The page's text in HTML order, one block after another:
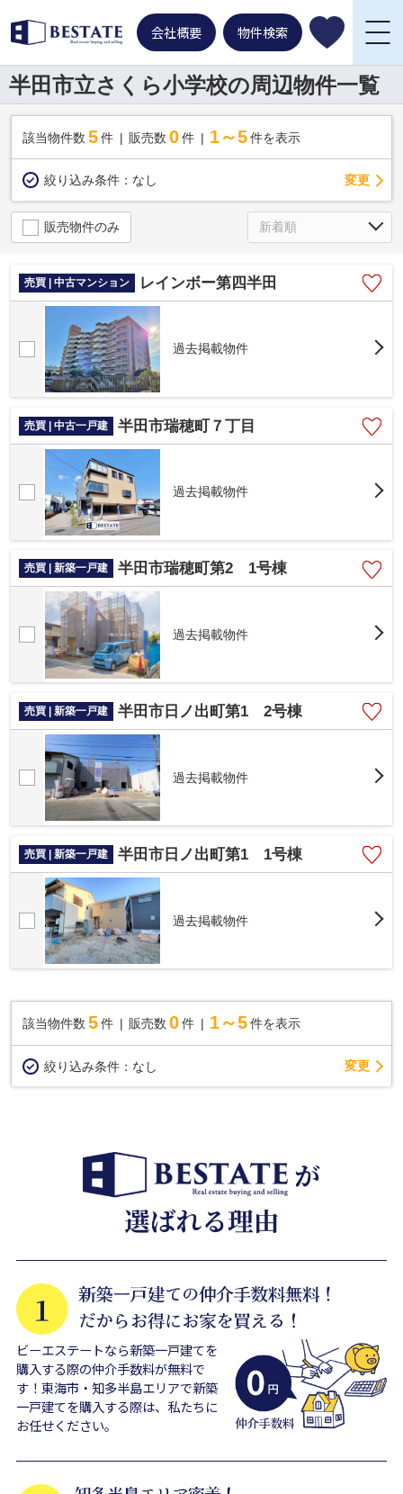
会社概要 物件検索
半田市立さくら小学校の周辺物件一覧
該当物件数 5件 販売数 0 件 1～5 件を表示
絞り込み条件： なし 変更
販売物件のみ
売買 | 中古マンション レインボー第四半田
過去掲載物件
売買 | 中古一戸建 半田市瑞穂町７丁目
過去掲載物件
売買 | 新築一戸建 半田市瑞穂町第2 1号棟
過去掲載物件
売買 | 新築一戸建 半田市日ノ出町第1 2号棟
過去掲載物件
売買 | 新築一戸建 半田市日ノ出町第1 1号棟
過去掲載物件
該当物件数 5件 販売数 0 件 1～5 件を表示
絞り込み条件： なし 変更
ビーエステートなら新築一戸建てを
購入する際の仲介手数料が無料で
す！東海市・知多半島エリアで新築
一戸建てを購入する際は、私たちに
お任せください。